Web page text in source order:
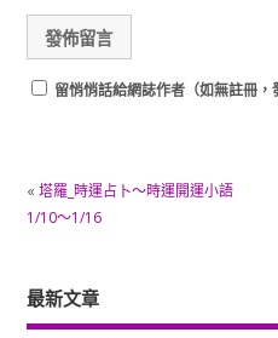
留悄悄話給網誌作者（如無註冊，
« 塔羅_時運占卜～時運開運小語
1/10～1/16
最新文章